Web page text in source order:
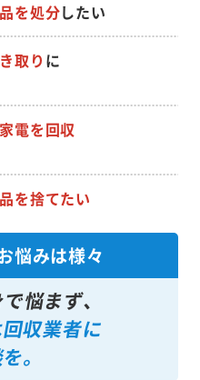
を処分したい
電を回収
取り に
を捨てたい
悩みは様々
悩まず、
収業者に
。